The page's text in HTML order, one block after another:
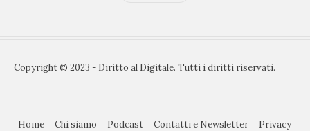
Copyright © 2023 - Diritto al Digitale. Tutti i diritti riservati.
Home Chi siamo Podcast Contatti e Newsletter Privacy